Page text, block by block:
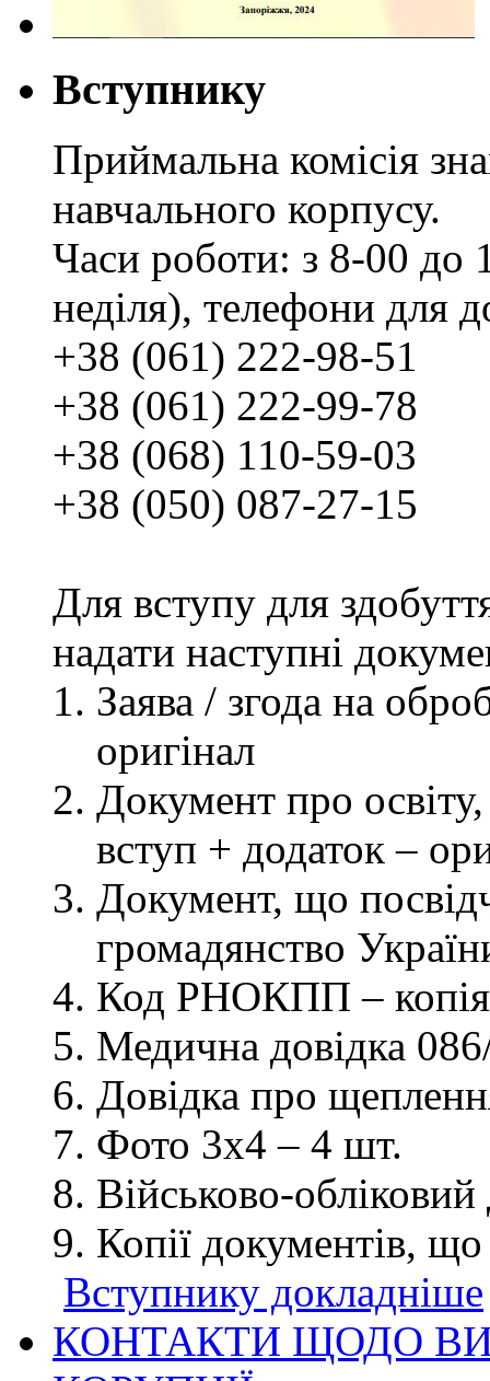
Вступнику
Приймальна комісія
навчального корпусу.
Часи роботи: з 8-00 до
неділя), телефони для
+38 (061) 222-98-51
+38 (061) 222-99-78
+38 (068) 110-59-03
+38 (050) 087-27-15
Для вступу для
надати наступні
Заява / згода на
оригінал
Документ про освіту,
вступ + додаток –
Документ, що
громадянство
Код РНОКПП – копія
Медична довідка
Довідка про
Фото 3х4 – 4 шт.
Військово-
Копії документів,
Вступнику докладніше
КОНТАКТИ ЩОДО